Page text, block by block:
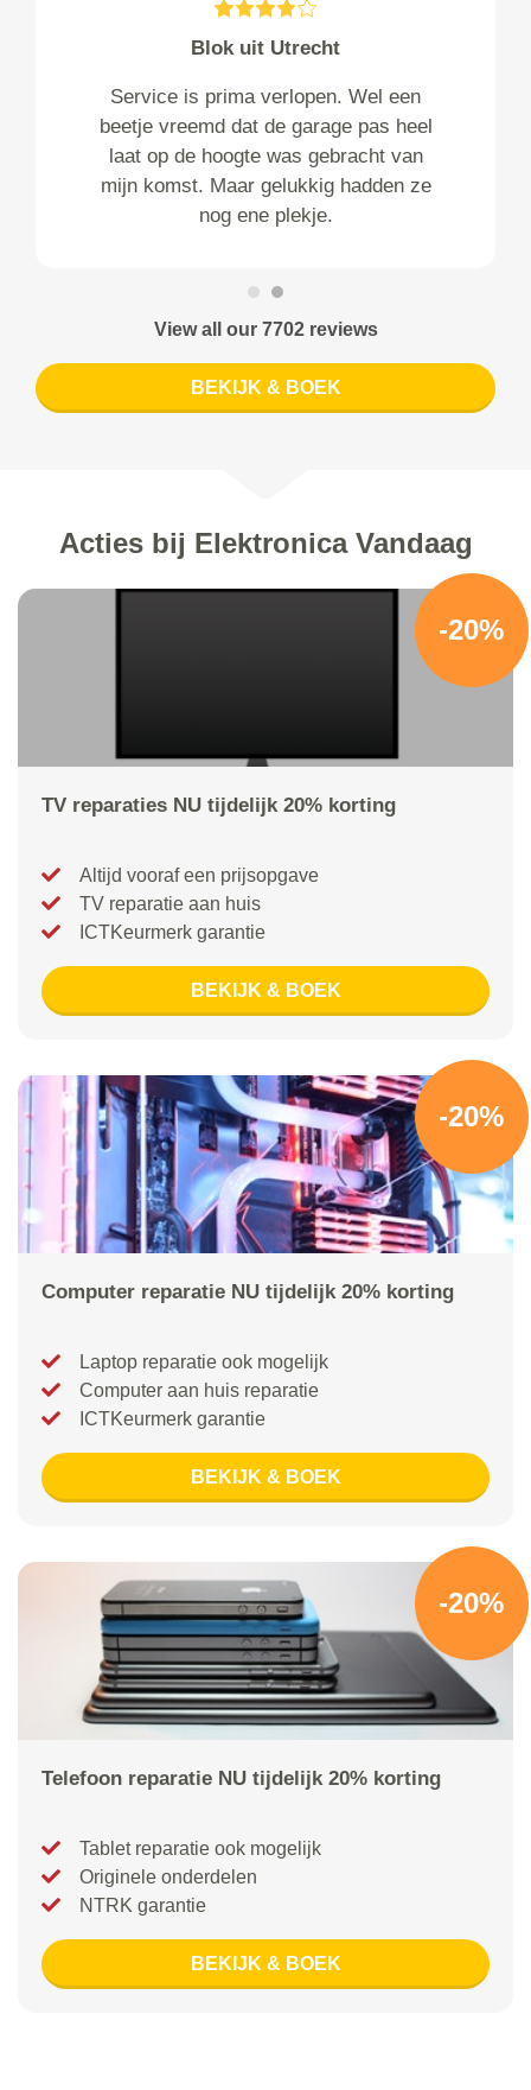
Blok uit Utrecht
Service is prima verlopen. Wel een
beetje vreemd dat de garage pas heel
laat op de hoogte was gebracht van
mijn komst. Maar gelukkig hadden ze
nog ene plekje.
View all our 7702 reviews
BEKIJK & BOEK
Acties bij Elektronica Vandaag
-20%
TV reparaties NU tijdelijk 20% korting
Altijd vooraf een prijsopgave
TV reparatie aan huis
ICTKeurmerk garantie
BEKIJK & BOEK
-20%
Computer reparatie NU tijdelijk 20% korting
Laptop reparatie ook mogelijk
Computer aan huis reparatie
ICTKeurmerk garantie
BEKIJK & BOEK
-20%
Telefoon reparatie NU tijdelijk 20% korting
Tablet reparatie ook mogelijk
Originele onderdelen
NTRK garantie
BEKIJK & BOEK